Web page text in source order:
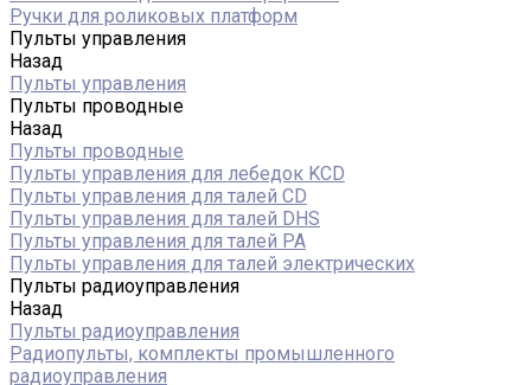
Ручки для роликовых платформ
Пульты управления
Назад
Пульты управления
Пульты проводные
Назад
Пульты проводные
Пульты управления для лебедок KCD
Пульты управления для талей CD
Пульты управления для талей DHS
Пульты управления для талей РА
Пульты управления для талей электрических
Пульты радиоуправления
Назад
Пульты радиоуправления
Радиопульты, комплекты промышленного
радиоуправления